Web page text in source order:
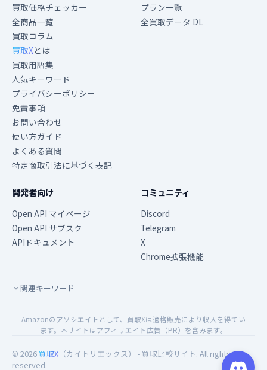
買取価格チェッカー
全商品一覧
買取コラム
買取Xとは
買取用語集
人気キーワード
プライバシーポリシー
免責事項
お問い合わせ
使い方ガイド
よくある質問
特定商取引法に基づく表記
プラン一覧
全買取データ DL
開発者向け
Open API マイページ
Open API サブスク
APIドキュメント
コミュニティ
Discord
Telegram
X
Chrome拡張機能
関連キーワード
Amazonのアソシエイトとして、買取Xは適格販売により収入を得てい
ます。本サイトはアフィリエイト広告（PR）を含みます。
© 2026 買取X （カイトリエックス） - 買取比較サイト. All rights
reserved.